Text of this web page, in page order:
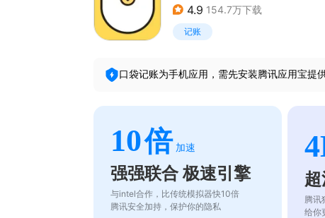
4.9 154.7万下载
记账
口袋记账为手机应用，需先安装腾讯应用宝提
10倍 加速
强强联合 极速引擎
与intel合作，比传统模拟器快10倍
腾讯安全加持，保护你的隐私
腾讯
给你